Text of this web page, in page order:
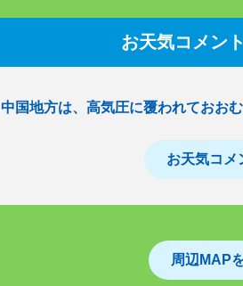
お天気コメント
中国地方は、高気圧に覆われておお
お天気コメ
周辺MAP